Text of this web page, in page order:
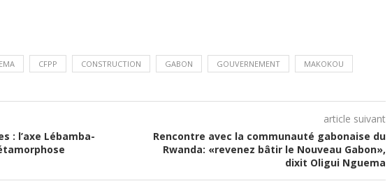
CFPP CONSTRUCTION GABON GOUVERNEMENT MAKOKOU
: l’axe Lébamba-
article suivant
Rencontre avec la communauté gabonaise du
Rwanda: «revenez bâtir le Nouveau Gabon»,
dixit Oligui Nguema